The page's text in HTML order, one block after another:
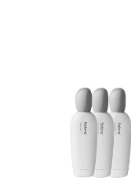
pengesahan SMS.
Produk akan
SMS pembayaran
tolak aplikasi
produk. Sila buat
atau perbankan
tolak aplikasi
untuk pesanan
untuk pesanan